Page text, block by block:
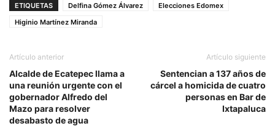
ETIQUETAS Delfina Gómez Álvarez
Elecciones Edomex
Higinio Martínez Miranda
Artículo anterior
Alcalde de Ecatepec llama a
una reunión urgente con el
gobernador Alfredo del
Mazo para resolver
desabasto de agua
Artículo siguiente
Sentencian a 137 años de
cárcel a homicida de cuatro
personas en Bar de
Ixtapaluca